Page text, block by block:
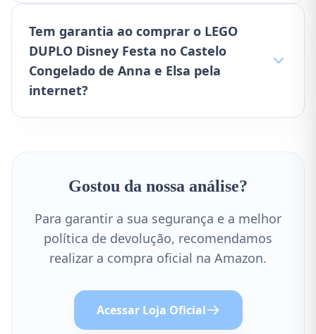
Tem garantia ao comprar o LEGO
DUPLO Disney Festa no Castelo
Congelado de Anna e Elsa pela
internet?
Gostou da nossa análise?
Para garantir a sua segurança e a melhor
política de devolução, recomendamos
realizar a compra oficial na Amazon.
Acessar Loja Oficial